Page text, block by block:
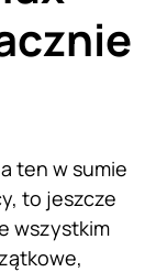
ten w sumie
to jeszcze
wszystkim